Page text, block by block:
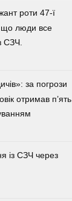
роти 47-ї
що люди все
СЗЧ.
за погрози
отримав п’ять
із СЗЧ через